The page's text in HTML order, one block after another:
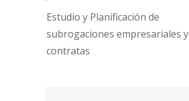
Estudio y Planificación de
subrogaciones empresariales y
contratas